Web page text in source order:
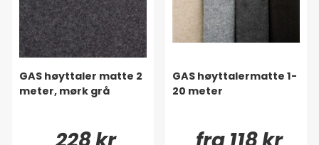
GAS høyttaler matte 2
meter, mørk grå
GAS høyttalermatte 1-
20 meter